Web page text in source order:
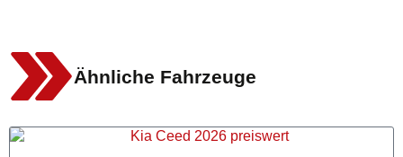
Ähnliche Fahrzeuge